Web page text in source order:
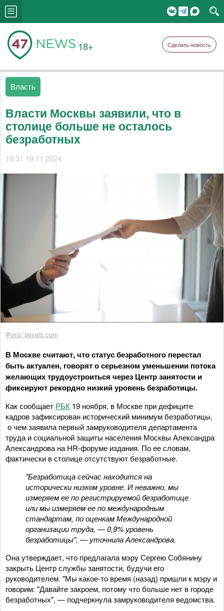
18+ Сделать новость
Власть
Власти Москвы заявили, что в
столице больше не осталось
безработных
19:31 19.11.2024
Фото: pexels.com
В Москве считают, что статус безработного перестал
быть актуален, говорят о серьезном уменьшении потока
желающих трудоустроиться через Центр занятости и
фиксируют рекордно низкий уровень безработицы.
Как сообщает РБК 19 ноября, в Москве при дефиците
кадров зафиксирован исторический минимум безработицы,
о чем заявила первый замруководителя департамента
труда и социальной защиты населения Москвы Александра
Александрова на HR-форуме издания. По ее словам,
фактически в столице отсутствуют безработные.
"Безработица сейчас находится на
исторически низком уровне. И неважно, мы
измеряем ее по регистрируемой безработице
или мы измеряем ее по международным
стандартам, по оценкам Международной
организации труда, — 0,9% уровень
безработицы", — уточнила Александрова.
Она утверждает, что предлагала мэру Сергею Собянину
закрыть Центр службы занятости, будучи его
руководителем. "Мы какое-то время (назад) пришли к мэру и
говорим: "Давайте закроем, потому что больше нет в городе
безработных", — подчеркнула замруководителя ведомства.